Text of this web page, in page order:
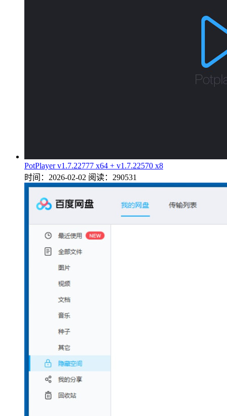
PotPlayer v1.7.22777 x64 + v1.7.22570 x8
时间：2026-02-02 阅读：290531